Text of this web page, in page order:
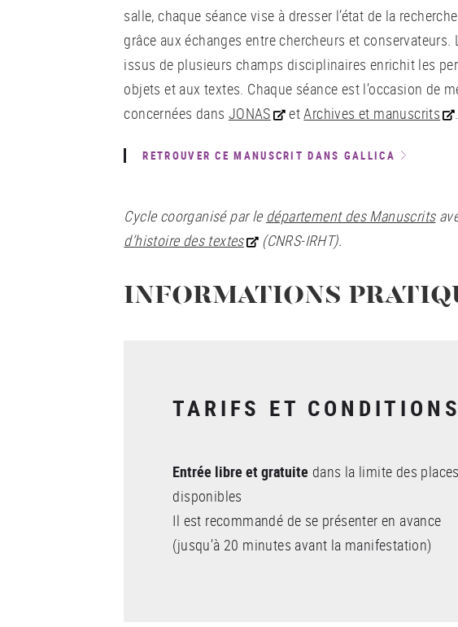
salle, chaque séance vise à dresser l’état de la
grâce aux échanges entre chercheurs et conservateurs.
issus de plusieurs champs disciplinaires enrichit les
objets et aux textes. Chaque séance est l’occasion de
concernées dans JONAS etArchives et manuscrits
RETROUVER CE MANUSCRIT DANS GALLICA
Cycle coorganisé par le département des Manuscrits
d’histoire des textes
(CNRS-IRHT).
INFORMATIONS
TARIFS ET
Entrée libre et gratuite dans la limite des
disponibles
Il est recommandé de se présenter en avance
(jusqu’à 20 minutes avant la manifestation)